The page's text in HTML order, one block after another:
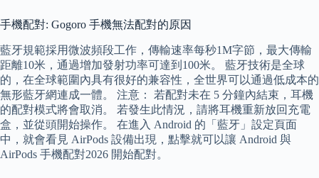
手機配對: Gogoro 手機無法配對的原因
藍牙規範採用微波頻段工作，傳輸速率每秒1M字節，最大傳輸
距離10米，通過增加發射功率可達到100米。 藍牙技術是全球
的，在全球範圍內具有很好的兼容性，全世界可以通過低成本的
無形藍牙網連成一體。 注意： 若配對未在 5 分鐘內結束，耳機
的配對模式將會取消。 若發生此情況，請將耳機重新放回充電
盒，並從頭開始操作。 在進入 Android 的「藍牙」設定頁面
中，就會看見 AirPods 設備出現，點擊就可以讓 Android 與
AirPods 手機配對2026 開始配對。